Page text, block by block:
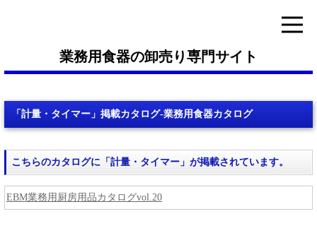
業務用食器の卸売り専門サイト
「計量・タイマー」掲載カタログ-業務用食器カタログ
こちらのカタログに「計量・タイマー」が掲載されています。
EBM業務用厨房用品カタログvol.20